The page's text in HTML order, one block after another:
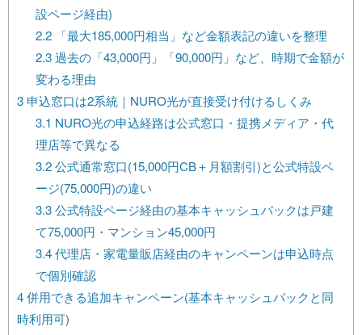
設ページ経由)
2.2「最大185,000円相当」など金額表記の違いを整理
2.3過去の「43,000円」「90,000円」など、時期で金額が
変わる理由
3 申込窓口は2系統｜NURO光が直接受け付けるしくみ
3.1 NURO光の申込経路は公式窓口・提携メディア・代
理店等で異なる
3.2公式通常窓口(15,000円CB＋月額割引)と公式特設ペ
ージ(75,000円)の違い
3.3公式特設ページ経由の基本キャッシュバックは戸建
て75,000円・マンション45,000円
3.4代理店・家電量販店経由のキャンペーンは申込時点
で個別確認
4併用できる追加キャンペーン(基本キャッシュバックと同
時利用可)